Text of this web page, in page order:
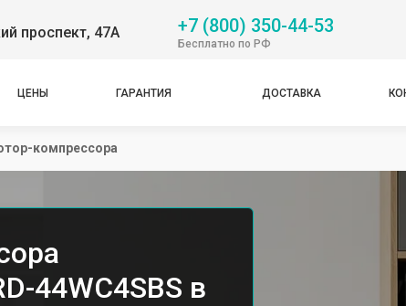
проспект, 47А +7 (800) 350-44-53
Бесплатно по РФ
ЦЕНЫ ГАРАНТИЯ ДОСТАВКА
компрессора
44WC4SBS в